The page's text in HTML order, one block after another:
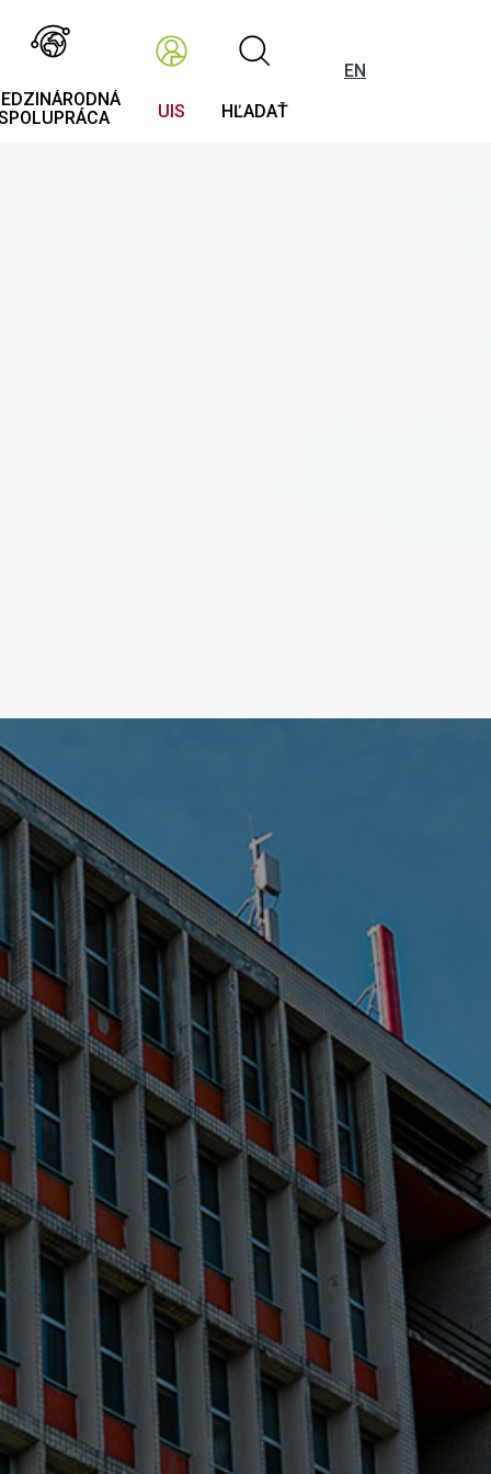
UIS HĽADAŤ
EN